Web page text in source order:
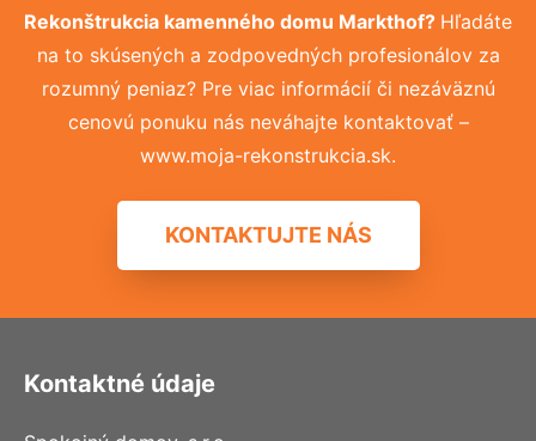
Rekonštrukcia kamenného domu Markthof? Hľadáte
na to skúsených a zodpovedných profesionálov za
rozumný peniaz? Pre viac informácií či nezáväznú
cenovú ponuku nás neváhajte kontaktovať –
www.moja-rekonstrukcia.sk.
KONTAKTUJTE NÁS
Kontaktné údaje